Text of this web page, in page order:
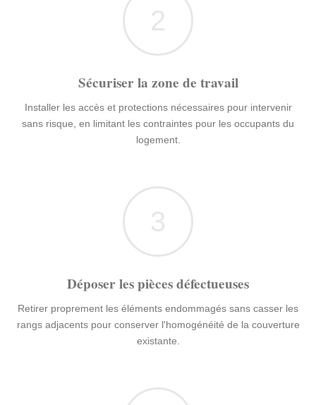
2
Sécuriser la zone de travail
Installer les accès et protections nécessaires pour intervenir
sans risque, en limitant les contraintes pour les occupants du
logement.
3
Déposer les pièces défectueuses
Retirer proprement les éléments endommagés sans casser les
rangs adjacents pour conserver l'homogénéité de la couverture
existante.